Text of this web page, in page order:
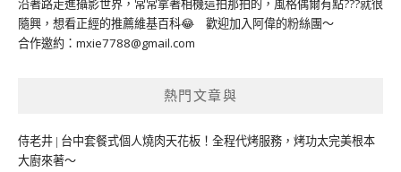
隨興，想看正經的推薦維基百科😂 歡迎加入阿偉的粉絲團～
合作邀約： mxie7788@gmail.com
熱門文章與
侍老井 | 台中套餐式個人燒肉天花板！全程代烤服務，烤功太完美根本
大廚來著～